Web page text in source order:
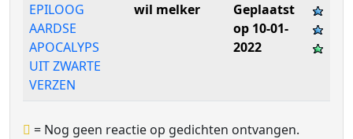
EPILOOG
AARDSE
APOCALYPS
UIT ZWARTE
VERZEN
wil melker
Geplaatst
op 10-01-
2022
= Nog geen reactie op gedichten ontvangen.